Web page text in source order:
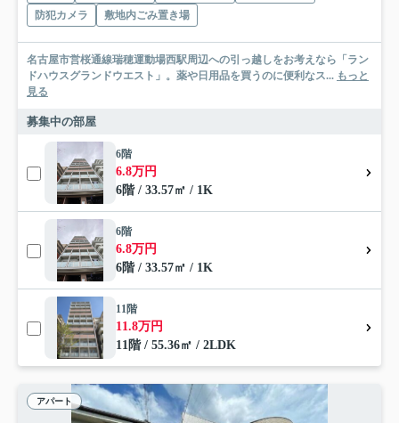
防犯カメラ
敷地内ごみ置き場
名古屋市営桜通線瑞穂運動場西駅周辺への引っ越しをお考えなら「ラン
ドハウスグランドウエスト」。薬や日用品を買うのに便利なス... もっと
見る
募集中の部屋
6階
6.8万円
6階 / 33.57㎡ / 1K
6階
6.8万円
6階 / 33.57㎡ / 1K
11階
11.8万円
11階 / 55.36㎡ / 2LDK
アパート